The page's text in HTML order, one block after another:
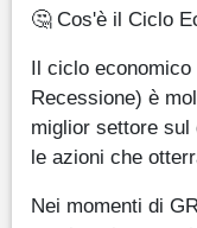
🤔 Cos'è il Ciclo
Il ciclo
Recessione) è
miglior settore sul
le azioni che
Nei momenti di